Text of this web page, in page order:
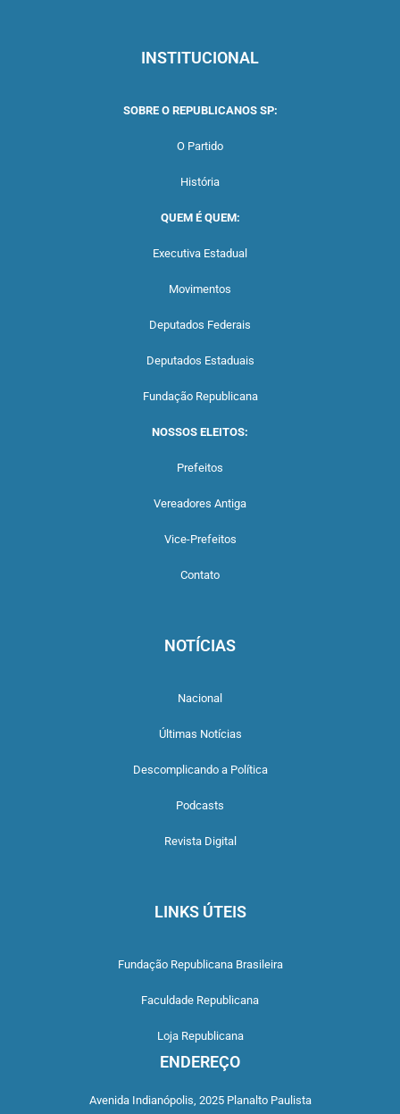
INSTITUCIONAL
SOBRE O REPUBLICANOS SP:
O Partido
História
QUEM É QUEM:
Executiva Estadual
Movimentos
Deputados Federais
Deputados Estaduais
Fundação Republicana
NOSSOS ELEITOS:
Prefeitos
Vereadores Antiga
Vice-Prefeitos
Contato
NOTÍCIAS
Nacional
Últimas Notícias
Descomplicando a Política
Podcasts
Revista Digital
LINKS ÚTEIS
Fundação Republicana Brasileira
Faculdade Republicana
Loja Republicana
ENDEREÇO
Avenida Indianópolis, 2025 Planalto Paulista